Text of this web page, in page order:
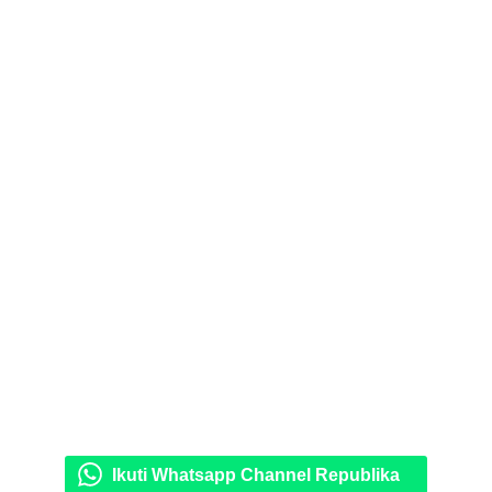
Ikuti Whatsapp Channel Republika